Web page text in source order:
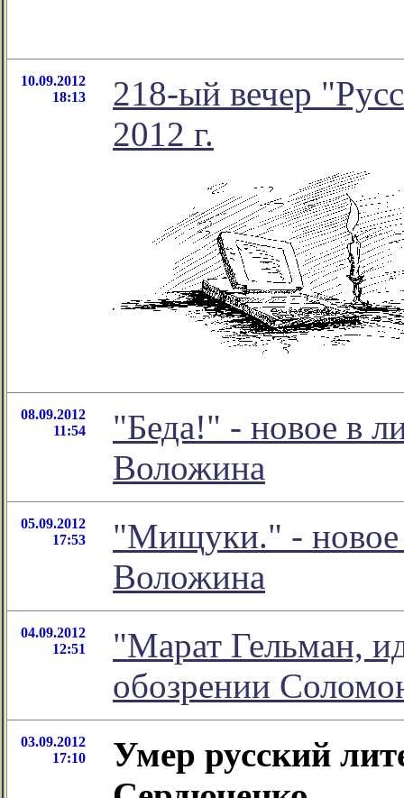
10.09.2012
18:13
218-ый вечер
2012 г.
08.09.2012
11:54
"Беда!" - новое в
Воложина
05.09.2012
17:53
"Мищуки." - новое
Воложина
04.09.2012
12:51
"Марат Гельман,
обозрении
03.09.2012
17:10
Умер русский